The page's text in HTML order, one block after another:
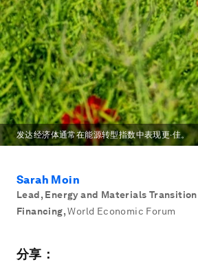
发达经济体通常在能源转型指数中表现更·佳。
Sarah Moin
Lead, Energy and Materials Transition
Financing, World Economic Forum
分享：